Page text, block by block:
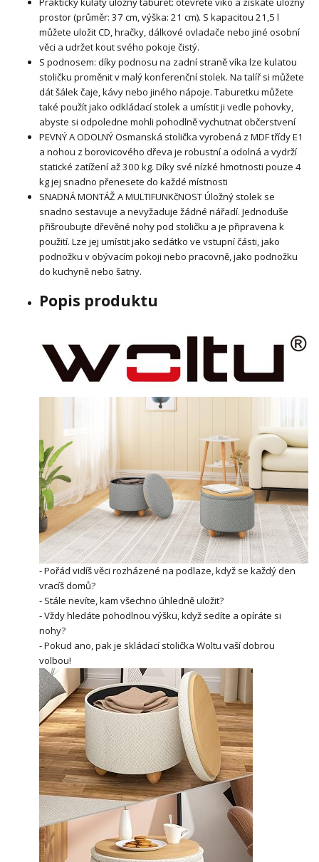
prostor (průměr: 37 cm, výška: 21 cm). S kapacitou 21,5 l
můžete uložit CD, hračky, dálkové ovladače nebo jiné osobní
věci a udržet kout svého pokoje čistý.
S podnosem: díky podnosu na zadní straně víka lze kulatou
stoličku proměnit v malý konferenční stolek. Na talíř si můžete
dát šálek čaje, kávy nebo jiného nápoje. Taburetku můžete
také použít jako odkládací stolek a umístit ji vedle pohovky,
abyste si odpoledne mohli pohodlně vychutnat občerstvení
PEVNÝ A ODOLNÝ Osmanská stolička vyrobená z MDF třídy E1
a nohou z borovicového dřeva je robustní a odolná a vydrží
statické zatížení až 300 kg. Díky své nízké hmotnosti pouze 4
kg jej snadno přenesete do každé místnosti
SNADNÁ MONTÁŽ A MULTIFUNKčNOST Úložný stolek se
snadno sestavuje a nevyžaduje žádné nářadí. Jednoduše
přišroubujte dřevěné nohy pod stoličku a je připravena k
použití. Lze jej umístit jako sedátko ve vstupní části, jako
podnožku v obývacím pokoji nebo pracovně, jako podnožku
do kuchyně nebo šatny.
Popis produktu
- Pořád vidíš věci rozházené na podlaze, když se každý den
vracíš domů?
- Stále nevíte, kam všechno úhledně uložit?
- Vždy hledáte pohodlnou výšku, když sedíte a opíráte si
nohy?
- Pokud ano, pak je skládací stolička Woltu vaší dobrou
volbou!